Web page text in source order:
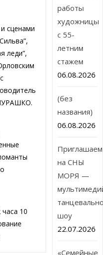
сценами
леди”,
10
работы
художницы
с 55-
летним
стажем
06.08.2026
(без
названия)
06.08.2026
Приглашаем
на СНЫ
МОРЯ —
шоу
22.07.2026
«Семейные